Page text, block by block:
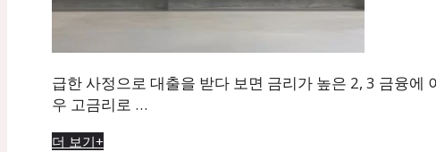
급한 사정으로 대출을 받다 보면 금리가 높은 2, 3 금융
우 고금리로 …
더 보기+